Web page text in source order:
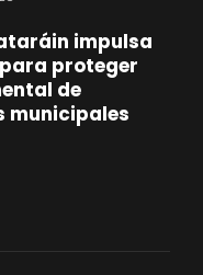
impulsa
proteger
de
municipales